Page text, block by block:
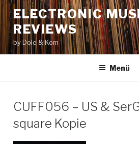
Zum
Inhalt
springen
ELECTRONIC
REVIEWS
by Dole & Kom
Menü
CUFF056 – US &
square Kopie